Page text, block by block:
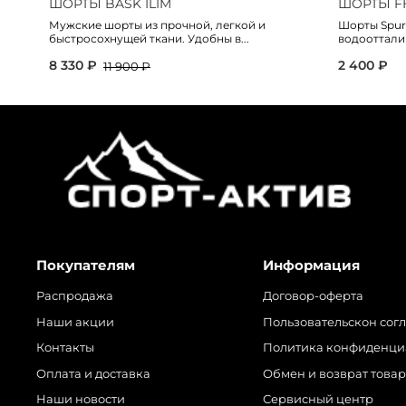
ШОРТЫ BASK ILIM
Мужские шорты из прочной, легкой и
быстросохнущей ткани. Удобны в...
8 330 ₽ 11 900 ₽
ШОРТЫ
Шорты
2 400 ₽
Покупателям
Распродажа
Наши акции
Контакты
Оплата и доставка
Наши новости
Информация
Договор-оферта
Пользовательскон
Политика
Обмен и возврат
Сервисный центр